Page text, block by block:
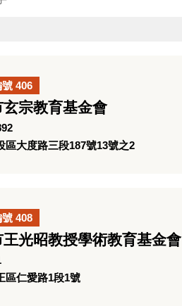
406
宗教育基金會
區大度路三段187號13號之2
408
光昭教授學術教育基金會
區仁愛路1段1號